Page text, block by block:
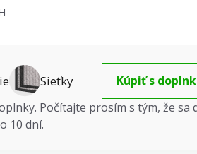
Sieťky
Kúpiť s
Počítajte prosím s tým, že sa
10 dní.